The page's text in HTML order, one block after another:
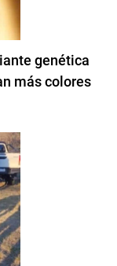
genética
más colores